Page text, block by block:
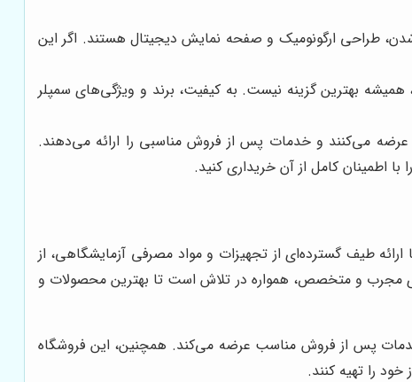
شدن، طراحی ارگونومیک و صفحه نمایش دیجیتال هستند. اگر این
همیشه بهترین گزینه نیست. به کیفیت، برند و ویژگی‌های سمپلر
عرضه می‌کنند و خدمات پس از فروش مناسبی را ارائه می‌دهند.
اطمینان کامل از آن خریداری کنید.
طیف گسترده‌ای از تجهیزات و مواد مصرفی آزمایشگاهی، از
مجرب و متخصص، همواره در تلاش است تا بهترین محصولات و
و خدمات پس از فروش مناسب عرضه می‌کند. همچنین، این فروشگاه
را تهیه کنند.